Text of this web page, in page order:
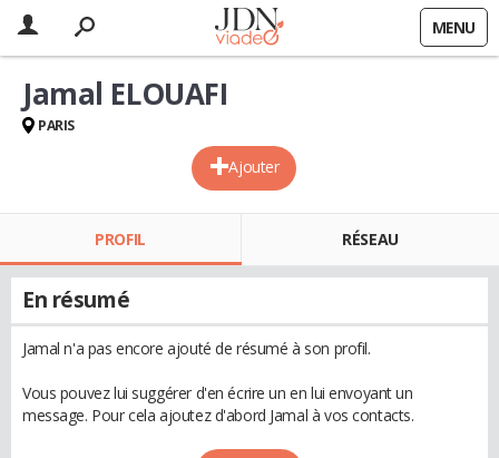
MENU
Ajouter
Jamal ELOUAFI
PARIS
PROFIL RÉSEAU
En résumé
Jamal n'a pas encore ajouté de résumé à son profil.
Vous pouvez lui suggérer d'en écrire un en lui envoyant un
message. Pour cela ajoutez d'abord Jamal à vos contacts.